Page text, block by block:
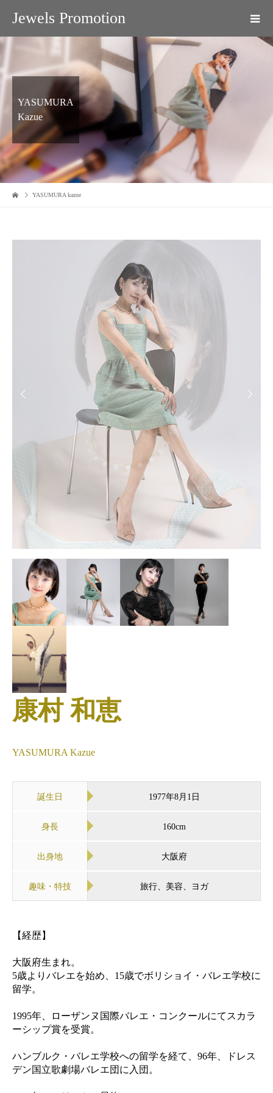
Jewels Promotion
YASUMURA
Kazue
YASUMURA kazue
康村 和恵
YASUMURA Kazue
誕生日 1977年8月1日
身長 160cm
出身地 大阪府
趣味・特技 旅行、美容、ヨガ
【経歴】
大阪府生まれ。
5歳よりバレエを始め、15歳でボリショイ・バレエ学校に
留学。
1995年、ローザンヌ国際バレエ・コンクールにてスカラ
ーシップ賞を受賞。
ハンブルク・バレエ学校への留学を経て、96年、ドレス
デン国立歌劇場バレエ団に入団。